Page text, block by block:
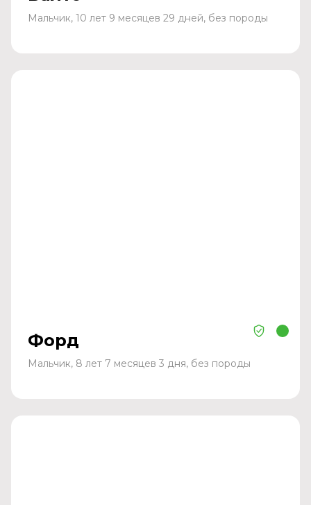
Мальчик, 10 лет 9 месяцев 29 дней, без породы
Форд
Мальчик, 8 лет 7 месяцев 3 дня, без породы